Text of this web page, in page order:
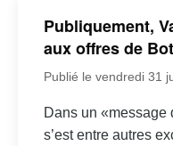
Publiquement,
aux offres de
Publié le vendredi 31
Dans un «message
s’est entre autres